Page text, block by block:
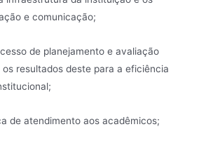
e comunicação;
de planejamento e avaliação
resultados deste para a eficiência
de atendimento aos acadêmicos;